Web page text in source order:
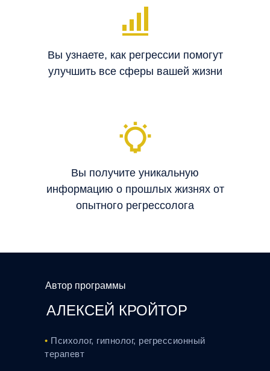
Вы узнаете, как регрессии помогут
улучшить все сферы вашей жизни
Вы получите уникальную
информацию о прошлых жизнях от
опытного регрессолога
• Психолог, гипнолог, регрессионный
терапевт
Автор программы
АЛЕКСЕЙ КРОЙТОР